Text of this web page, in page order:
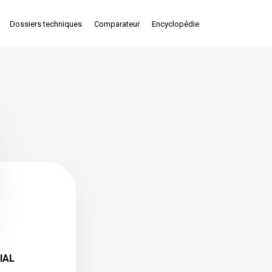
Dossiers techniques Comparateur Encyclopédie